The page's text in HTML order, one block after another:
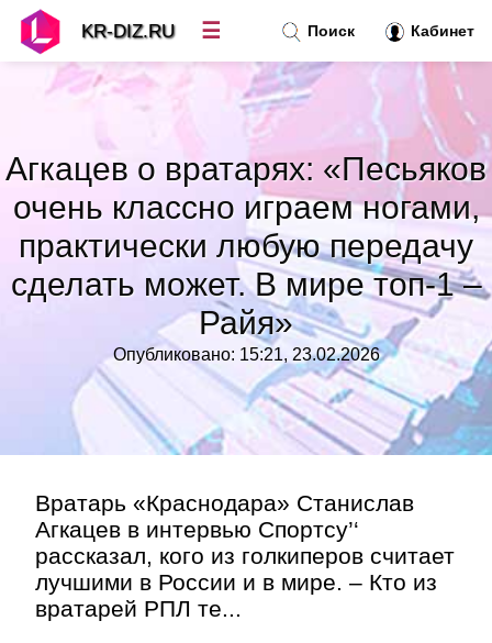
Агкацев о вратарях: «Песьяков
очень классно играем ногами,
практически любую передачу
сделать может. В мире топ-1 –
Райя»
Опубликовано: 15:21, 23.02.2026
Вратарь «Краснодара» Станислав
Агкацев в интервью Спортсу’‘
рассказал, кого из голкиперов считает
лучшими в России и в мире. – Кто из
вратарей РПЛ те...
Поиск Кабинет
KR-DIZ.RU ☰
Топ новостей»
Рубрики»
Контакт»